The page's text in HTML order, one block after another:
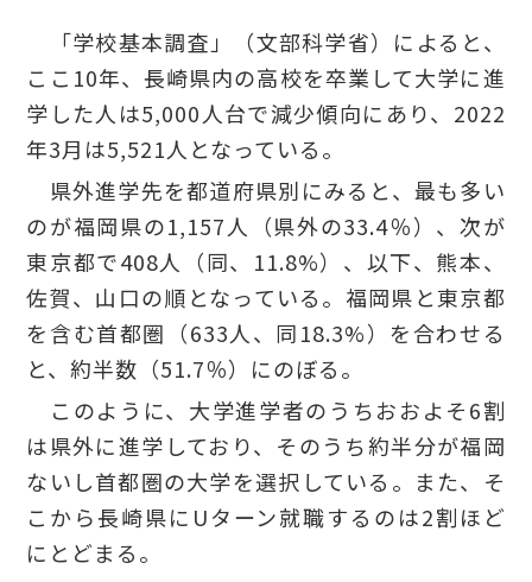
「学校基本調査」（文部科学省）によると、
ここ10年、長崎県内の高校を卒業して大学に進
学した人は5,000人台で減少傾向にあり、2022
年3月は5,521人となっている。
県外進学先を都道府県別にみると、最も多い
のが福岡県の1,157人（県外の33.4％）、次が
東京都で408人（同、11.8%）、以下、熊本、
佐賀、山口の順となっている。福岡県と東京都
を含む首都圏（633人、同18.3%）を合わせる
と、約半数（51.7％）にのぼる。
このように、大学進学者のうちおおよそ6割
は県外に進学しており、そのうち約半分が福岡
ないし首都圏の大学を選択している。また、そ
こから長崎県にUターン就職するのは2割ほど
にとどまる。